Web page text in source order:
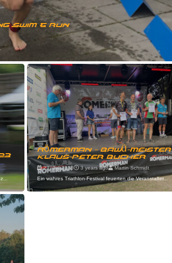
Swim & Run
RömerMan - BaWü-Meister
Klaus-Peter Bucher
23. Juli 2023 3 years ago
Martin Schmidt
Ein wahres Triathlon-Festival feuerten die Veranstalter...